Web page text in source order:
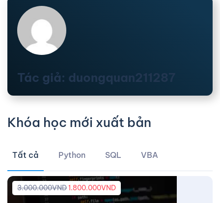
Tác giả: duongquan211287
Khóa học mới xuất bản
Tất cả Python SQL VBA
3.000.000VND1.800.000VND